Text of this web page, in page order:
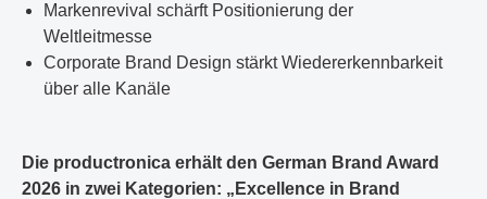
​Markenrevival schärft Positionierung der
Weltleitmesse
​Corporate Brand Design stärkt Wiedererkennbarkeit
über alle Kanäle​
Die productronica erhält den German Brand Award
2026 in zwei Kategorien: „Excellence in Brand